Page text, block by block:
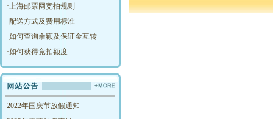
·上海邮票网竞拍规则
·配送方式及费用标准
·如何查询余额及保证金互转
·如何获得竞拍额度
2022年国庆节放假通知